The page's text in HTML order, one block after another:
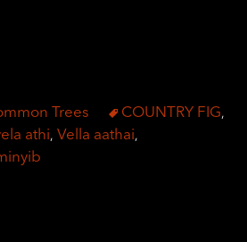
Trees COUNTRY FIG,
athi, Vella aathai,